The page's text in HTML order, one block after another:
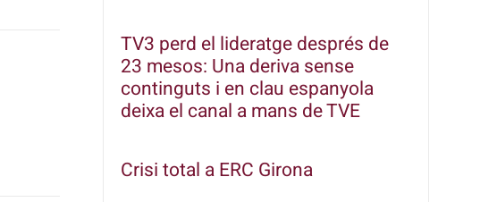
TV3 perd el lideratge després de
23 mesos: Una deriva sense
continguts i en clau espanyola
deixa el canal a mans de TVE
Crisi total a ERC Girona